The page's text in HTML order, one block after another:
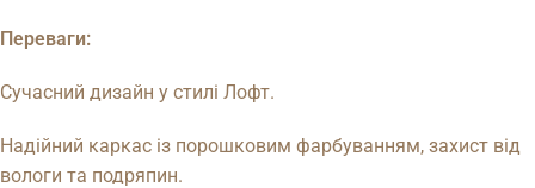
Переваги:
Сучасний дизайн у стилі Лофт.
Надійний каркас із порошковим фарбуванням, захист від
вологи та подряпин.